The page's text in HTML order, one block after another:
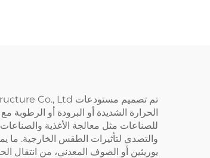
الحرارة الشديدة أو البرودة أو الرطوبة
للصناعات مثل معالجة الأغذية
والتصدي لتأثيرات الطقس الخارجية. ما
يوريثين أو الصوف المعدني، من انتقال